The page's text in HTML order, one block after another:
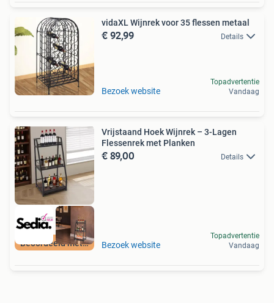
vidaXL Wijnrek voor 35 flessen metaal
€ 92,99 Details
Bezoek website
Topadvertentie
Vandaag
Beoordeeld met 9+
Vrijstaand Hoek Wijnrek – 3-Lagen
Flessenrek met Planken
€ 89,00 Details
Bezoek website
Topadvertentie
Vandaag